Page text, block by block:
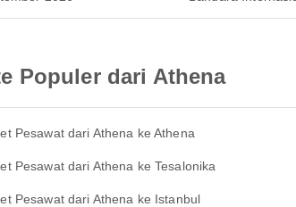
Populer dari Athena
Pesawat dari Athena ke Athena
Pesawat dari Athena ke Tesalonika
Pesawat dari Athena ke Istanbul